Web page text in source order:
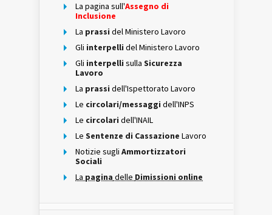
La pagina sull'Assegno di
Inclusione
La prassi del Ministero Lavoro
Gli interpelli del Ministero Lavoro
Gli interpelli sulla Sicurezza
Lavoro
La prassi dell'Ispettorato Lavoro
Le circolari/messaggi dell'INPS
Le circolari dell'INAIL
Le Sentenze di Cassazione Lavoro
Notizie sugli Ammortizzatori
Sociali
La pagina delle Dimissioni online